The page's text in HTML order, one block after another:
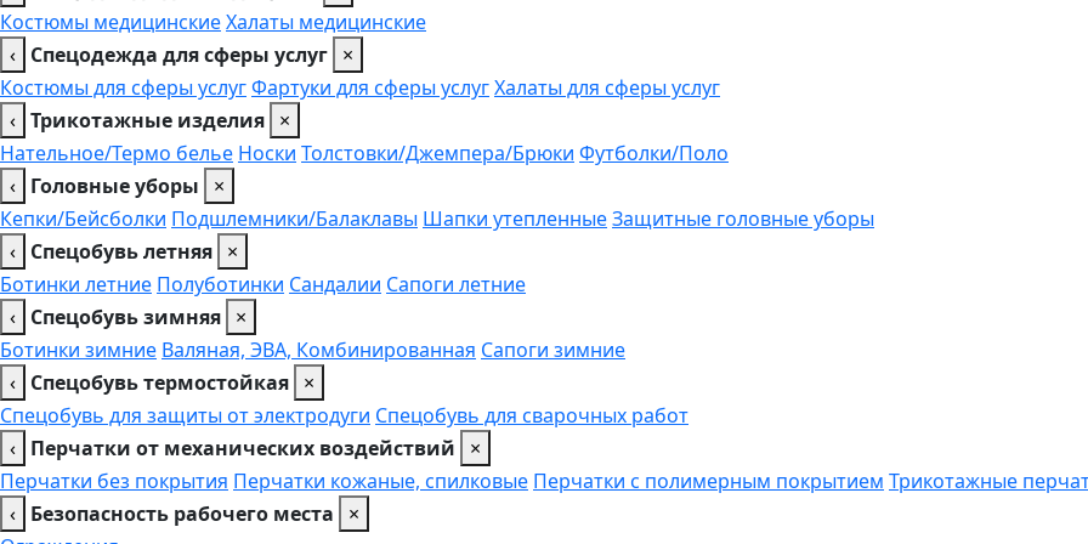
Костюмы медицинскиеХалаты медицинские
‹ Спецодежда для сферы услуг ×
Костюмы для сферы услугФартуки для сферы услугХалаты для сферы услуг
‹ Трикотажные изделия ×
Нательное/Термо белье Носки Толстовки/Джемпера/Брюки Футболки/Поло
‹ Головные уборы
×
Кепки/Бейсболки Подшлемники/Балаклавы Шапки утепленныеЗащитные головные уборы
‹ Спецобувь летняя ×
Ботинки летние Полуботинки Сандалии Сапоги летние
‹ Спецобувь зимняя ×
Ботинки зимние Валяная, ЭВА, Комбинированная Сапоги зимние
‹ Спецобувь термостойкая ×
Спецобувь для защиты от электродуги Спецобувь для сварочных работ
‹ Перчатки от механических воздействий
×
Перчатки без покрытия Перчатки кожаные, спилковые Перчатки с полимерным покрытием Трикотажные
‹ Безопасность рабочего места
×